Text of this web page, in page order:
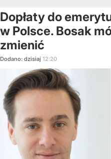
Dopłaty do
w Polsce. Bosak
zmienić
Dodano: dzisiaj 12:20